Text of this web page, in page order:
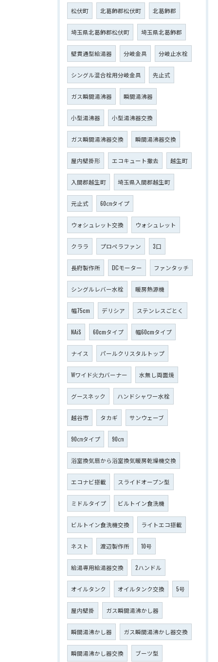
松伏町 北葛飾郡松伏町 北葛飾郡
埼玉県北葛飾郡松伏町 埼玉県北葛飾郡
壁貫通型給湯器 分岐金具 分岐止水栓
シングル混合栓用分岐金具 先止式
ガス瞬間湯沸器 瞬間湯沸器
小型湯沸器 小型湯沸器交換
ガス瞬間湯沸器交換 瞬間湯沸器交換
屋内壁掛形 エコキュート撤去 越生町
入間郡越生町 埼玉県入間郡越生町
元止式 60㎝タイプ
ウォシュレット交換 ウォシュレット
クララ プロペラファン 3口
長府製作所 DCモーター ファンタッチ
シングルレバー水栓 暖房熱源機
幅75cm デリシア ステンレスごとく
NAiS 60cmタイプ 幅60cmタイプ
ナイス パールクリスタルトップ
Wワイド火力バーナー 水無し両面焼
グースネック ハンドシャワー水栓
越谷市 タカギ サンウェーブ
90㎝タイプ 90㎝
浴室換気扇から浴室換気暖房乾燥機交換
エコナビ搭載 スライドオープン型
ミドルタイプ ビルトイン食洗機
ビルトイン食洗機交換 ライトエコ搭載
ネスト 渡辺製作所 10号
給湯専用給湯器交換 2ハンドル
オイルタンク オイルタンク交換 5号
屋内壁掛 ガス瞬間湯沸かし器
瞬間湯沸かし器 ガス瞬間湯沸かし器交換
瞬間湯沸かし器交換 ブーツ型